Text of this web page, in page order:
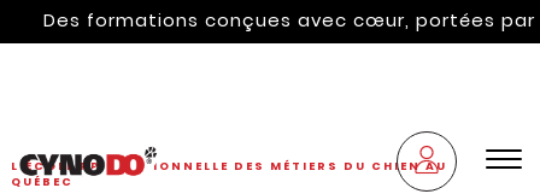
Des formations conçues avec cœur, portées par
L'ÉCOLE PROFESSIONNELLE DES MÉTIERS DU CHIEN AU
QUÉBEC